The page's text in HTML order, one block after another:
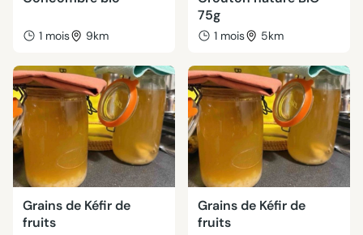
1 mois 9km
75g
1 mois 5km
Grains de Kéfir de
fruits
Grains de Kéfir de
fruits